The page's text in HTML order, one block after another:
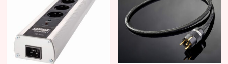
productpagina